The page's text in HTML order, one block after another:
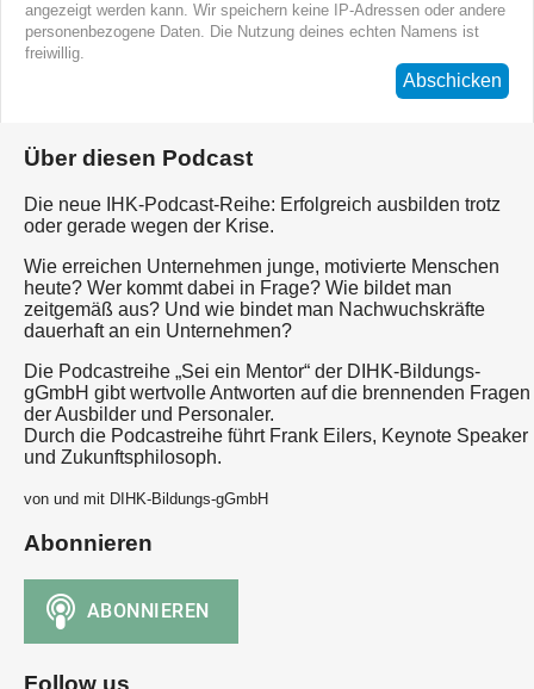
angezeigt werden kann. Wir speichern keine IP-Adressen oder andere
personenbezogene Daten. Die Nutzung deines echten Namens ist
freiwillig.
Abschicken
Über diesen Podcast
Die neue IHK-Podcast-Reihe: Erfolgreich ausbilden trotz
oder gerade wegen der Krise.
Wie erreichen Unternehmen junge, motivierte Menschen
heute? Wer kommt dabei in Frage? Wie bildet man
zeitgemäß aus? Und wie bindet man Nachwuchskräfte
dauerhaft an ein Unternehmen?
Die Podcastreihe „Sei ein Mentor“ der DIHK-Bildungs-
gGmbH gibt wertvolle Antworten auf die brennenden Fragen
der Ausbilder und Personaler.
Durch die Podcastreihe führt Frank Eilers, Keynote Speaker
und Zukunftsphilosoph.
von und mit DIHK-Bildungs-gGmbH
Abonnieren
Follow us